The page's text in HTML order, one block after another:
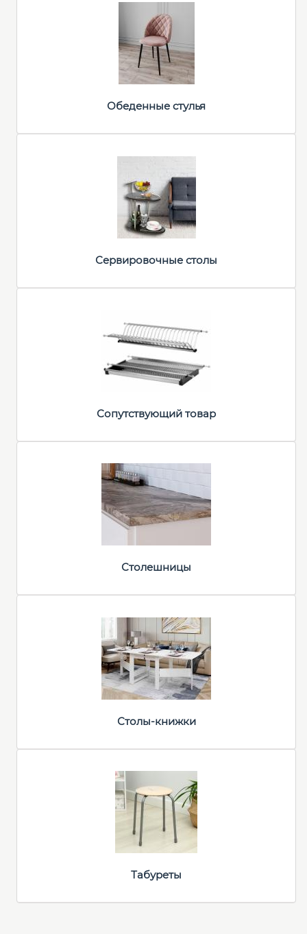
Обеденные cтулья
Сервировочные столы
Сопутствующий товар
Столешницы
Столы-книжки
Табуреты